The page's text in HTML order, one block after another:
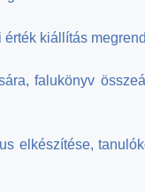
kiállítás
falukönyv
elkészítése,